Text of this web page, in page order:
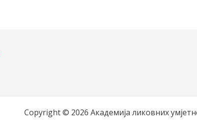
Copyright © 2026 Академија ликовних